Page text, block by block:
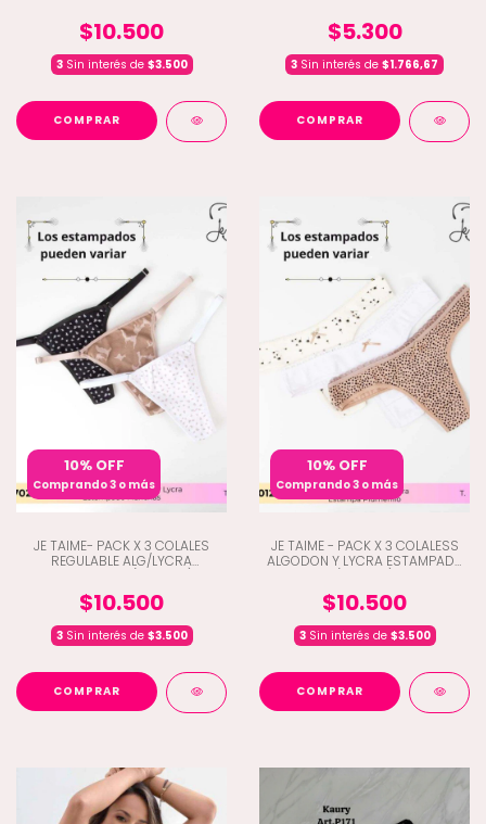
$10.500
3Sin interés de $3.500
COMPRAR
$5.300
3 Sin interés de $1.766,67
COMPRAR
10% OFF
Comprando 3 o más
JE TAIME- PACK X 3 COLALES
REGULABLE ALG/LYCRA
$10.500
3Sin interés de $3.500
COMPRAR
10% OFF
Comprando 3 o más
JE TAIME - PACK X 3 COLALESS
ALGODON Y LYCRA ESTAMPADA
$10.500
3Sin interés de $3.500
COMPRAR